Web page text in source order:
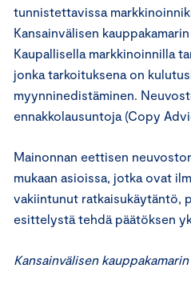
tunnistettavissa
Kansainvälisen
Kaupallisella markkinoinnilla
jonka tarkoituksena on
myynninedistäminen.
ennakkolausuntoja (Copy
Mainonnan eettisen
mukaan asioissa, jotka ovat
vakiintunut ratkaisukäytäntö,
esittelystä tehdä päätöksen
Kansainvälisen